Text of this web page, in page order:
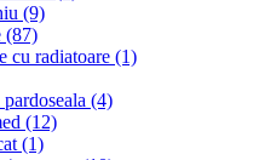
(9)
(87)
cu radiatoare (1)
(4)
(12)
(1)